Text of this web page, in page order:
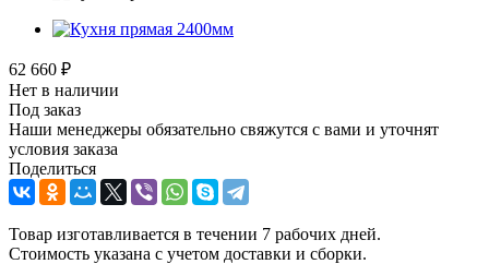
62 660 ₽
Нет в наличии
Под заказ
Наши менеджеры обязательно свяжутся с вами и уточнят
условия заказа
Поделиться
Товар изготавливается в течении 7 рабочих дней.
Стоимость указана с учетом доставки и сборки.